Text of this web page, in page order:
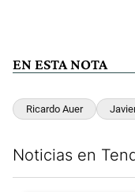
EN ESTA NOTA
Ricardo Auer
Noticias en